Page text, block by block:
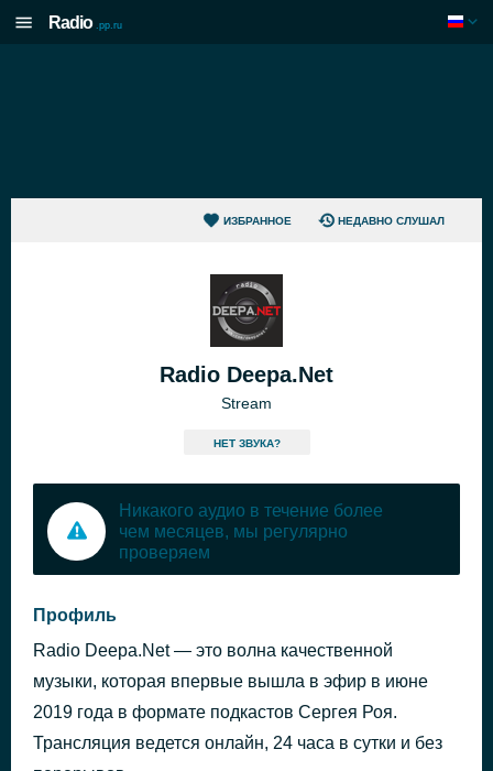
Radio .pp.ru
ИЗБРАННОЕ НЕДАВНО СЛУШАЛ
Radio Deepa.Net
Stream
HЕТ ЗВУКА?
Никакого аудио в течение более
чем месяцев, мы регулярно
проверяем
Профиль
Radio Deepa.Net — это волна качественной
музыки, которая впервые вышла в эфир в июне
2019 года в формате подкастов Сергея Роя.
Трансляция ведется онлайн, 24 часа в сутки и без